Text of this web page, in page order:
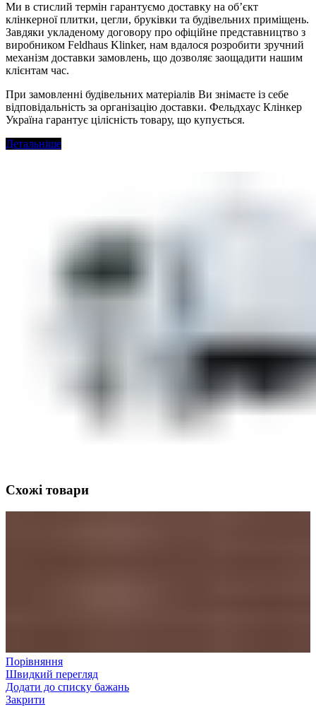
Ми в стислий термін гарантуємо доставку на об’єкт
клінкерної плитки, цегли, бруківки та будівельних приміщень.
Завдяки укладеному договору про офіційне представництво з
виробником Feldhaus Klinker, нам вдалося розробити зручний
механізм доставки замовлень, що дозволяє заощадити нашим
клієнтам час.
При замовленні будівельних матеріалів Ви знімаєте із себе
відповідальність за організацію доставки. Фельдхаус Клінкер
Україна гарантує цілісність товару, що купується.
Детальніше
Схожі товари
Порівняння
Швидкий перегляд
Додати до списку бажань
Закрити